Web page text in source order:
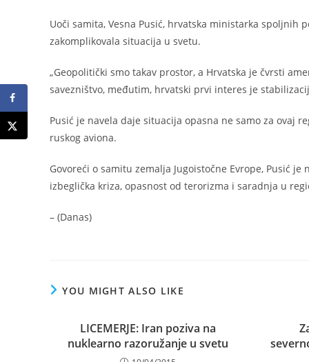
Uoči samita, Vesna Pusić, hrvatska ministarka spoljnih
zakomplikovala situacija u svetu.
„Geopolitički smo takav prostor, a Hrvatska je čvrsti
savezništvo, međutim, hrvatski prvi interes je
Pusić je navela daje situacija opasna ne samo za ovaj
ruskog aviona.
Govoreći o samitu zemalja Jugoistočne Evrope, Pusić
izbeglička kriza, opasnost od terorizma i saradnja u
– (Danas)
YOU MIGHT ALSO LIKE
LICEMERJE: Iran poziva na
nuklearno razoružanje u svetu